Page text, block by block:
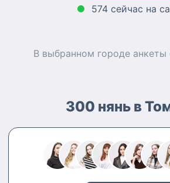
574 сейчас на
В выбранном городе анкеты
300 нянь в